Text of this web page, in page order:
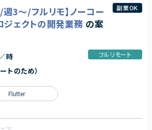
お住いの方のみの募集になります
件です！
る案件です！
中の企業様になります！※事業部は異なります
感じながら開発を進めていきたい方におすすめで
市場は急成長中で、社会的インパクトが大きいPJで
う希少な領域で専門性を磨けるうえ、
るPJ。
名以上、クライアント 1000 社以上に研修を提供し
。
開発をお願いします。
るWebシステム。
、過去の成功例・失敗例を自然言語で検索・対話でき
用）。
11月から開始可能。
3～/フルリモ】ノーコー
ジェクトの開発業務 の案
時
トのため）
フルリモート
副業OK
Flutter